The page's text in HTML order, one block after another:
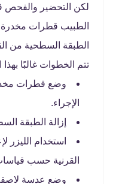
لكن التحضير والفحص
الطبيب قطرات مخدرة
الطبقة السطحية من
تتم الخطوات غالبًا
وضع قطرات
الإجراء.
إزالة الطبقة
استخدام
القرنية حسب
وضع عدسة لاصقة